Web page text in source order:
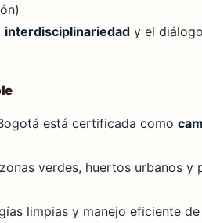
interdisciplinariedad y el
está certificada como
verdes, huertos urbanos y
limpias y manejo eficiente